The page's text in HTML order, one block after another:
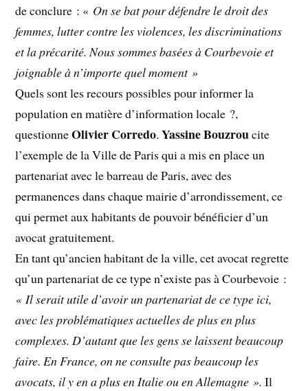
de conclure : « On se bat pour défendre le droit des
femmes, lutter contre les violences, les discriminations
et la précarité. Nous sommes basées à Courbevoie et
joignable à n’importe quel moment »
Quels sont les recours possibles pour informer la
population en matière d’information locale ?,
questionneOlivier Corredo.Yassine Bouzroucite
l’exemple de la Ville de Paris qui a mis en place un
partenariat avec le barreau de Paris, avec des
permanences dans chaque mairie d’arrondissement, ce
qui permet aux habitants de pouvoir bénéficier d’un
avocat gratuitement.
En tant qu’ancien habitant de la ville, cet avocat regrette
qu’un partenariat de ce type n’existe pas à Courbevoie :
« Il serait utile d’avoir un partenariat de ce type ici,
avec les problématiques actuelles de plus en plus
complexes. D’autant que les gens se laissent beaucoup
faire. En France, on ne consulte pas beaucoup les
avocats, il y en a plus en Italie ou en Allemagne ».Il